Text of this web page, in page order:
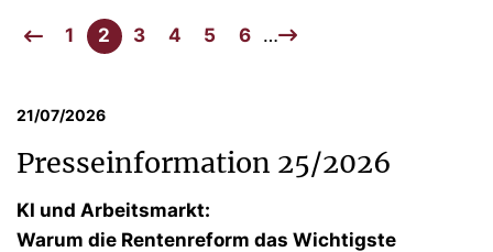
1 2 3 4 5 6 …
21/07/2026
Presseinformation 25/2026
KI und Arbeitsmarkt:
Warum die Rentenreform das Wichtigste